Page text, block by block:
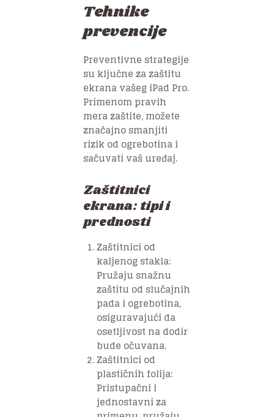
Tehnike
prevencije
Preventivne strategije
su ključne za zaštitu
ekrana vašeg iPad Pro.
Primenom pravih
mera zaštite, možete
značajno smanjiti
rizik od ogrebotina i
sačuvati vaš uređaj.
Zaštitnici
ekrana: tipi i
prednosti
Zaštitnici od
kaljenog stakla:
Pružaju snažnu
zaštitu od slučajnih
pada i ogrebotina,
osiguravajući da
osetljivost na dodir
bude očuvana.
Zaštitnici od
plastičnih folija:
Pristupačni i
jednostavni za